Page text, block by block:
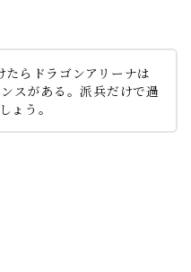
たらドラゴンアリーナは
スがある。派兵だけで過
ょう。